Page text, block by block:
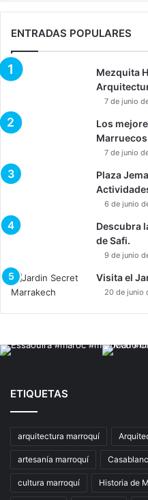
ENTRADAS POPULARES
Mezquita
7 de junio
Los
7 de junio
Plaza
6 de junio
Descubra
de Safi.
9 de junio
Visita el
20 de junio
ETIQUETAS
arquitectura marroquí
artesanía marroquí
cultura marroquí Historia de